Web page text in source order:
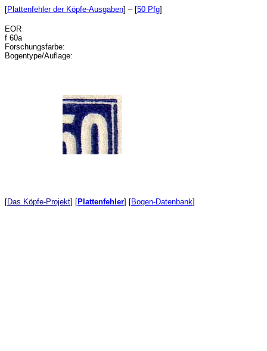
[Plattenfehler der Köpfe-Ausgaben] – [50 Pfg]
EOR
f 60a
Forschungsfarbe:
Bogentype/Auflage:
[Das Köpfe-Projekt] [Plattenfehler] [Bogen-Datenbank]